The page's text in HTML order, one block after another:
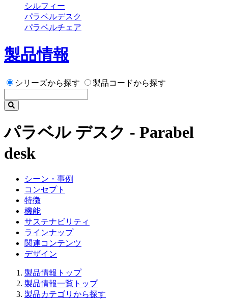
シルフィー
パラベルデスク
パラベルチェア
製品情報
シリーズから探す 製品コードから探す
パラベル デスク - Parabel
desk
シーン・事例
コンセプト
特徴
機能
サステナビリティ
ラインナップ
関連コンテンツ
デザイン
製品情報トップ
製品情報一覧トップ
製品カテゴリから探す